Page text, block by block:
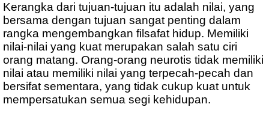
Kerangka dari tujuan-tujuan itu adalah nilai, yang
bersama dengan tujuan sangat penting dalam
rangka mengembangkan filsafat hidup. Memiliki
nilai-nilai yang kuat merupakan salah satu ciri
orang matang. Orang-orang neurotis tidak memiliki
nilai atau memiliki nilai yang terpecah-pecah dan
bersifat sementara, yang tidak cukup kuat untuk
mempersatukan semua segi kehidupan.